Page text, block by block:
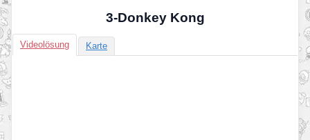
3-Donkey Kong
Videolösung Karte